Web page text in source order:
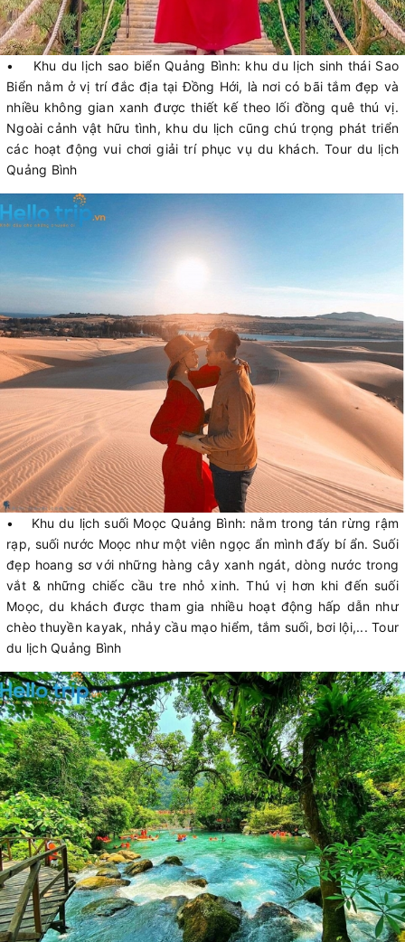
• Khu du lịch sao biển Quảng Bình: khu du lịch sinh thái Sao
Biển nằm ở vị trí đắc địa tại Đồng Hới, là nơi có bãi tắm đẹp và
nhiều không gian xanh được thiết kế theo lối đồng quê thú vị.
Ngoài cảnh vật hữu tình, khu du lịch cũng chú trọng phát triển
các hoạt động vui chơi giải trí phục vụ du khách. Tour du lịch
Quảng Bình
• Khu du lịch suối Moọc Quảng Bình: nằm trong tán rừng rậm
rạp, suối nước Moọc như một viên ngọc ẩn mình đấy bí ẩn. Suối
đẹp hoang sơ với những hàng cây xanh ngát, dòng nước trong
vắt & những chiếc cầu tre nhỏ xinh. Thú vị hơn khi đến suối
Moọc, du khách được tham gia nhiều hoạt động hấp dẫn như
chèo thuyền kayak, nhảy cầu mạo hiểm, tắm suối, bơi lội,... Tour
du lịch Quảng Bình